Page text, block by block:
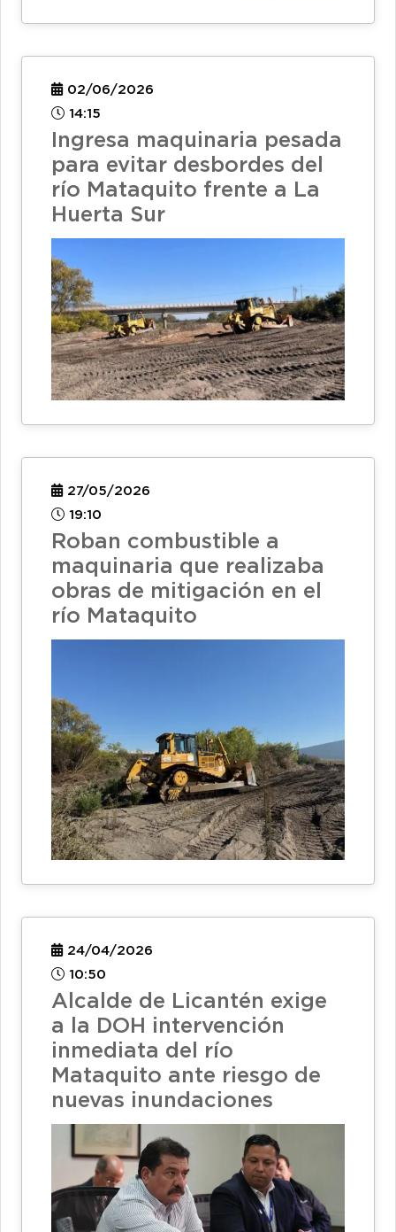
02/06/2026
14:15
Ingresa maquinaria pesada
para evitar desbordes del
río Mataquito frente a La
Huerta Sur
27/05/2026
19:10
Roban combustible a
maquinaria que realizaba
obras de mitigación en el
río Mataquito
24/04/2026
10:50
Alcalde de Licantén exige
a la DOH intervención
inmediata del río
Mataquito ante riesgo de
nuevas inundaciones